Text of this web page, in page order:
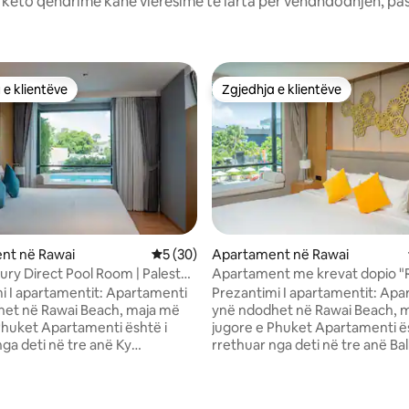
klientëve
klientëve
në Rawai Vlerësimi mesatar 5 nga 5, 30 vlerësime
5 (30)
Direct Pool Room | Palestër
| Ndodhet në një hotel me 5
I apartamentit: Apartamenti
në Rawai Beach, maja më
Apartamenti është i
deti në tre anë Ky
Zgjedhja e klientëve
Zgjedhja e klientëve
Apartament në Rawai
Apartament me krevat dopio
Luxury Queen" | Pamje nga
ballkonit | Pranë tregut të
detit/plazhit Nai Harn · 6
pishina/palestër/restorant
Prezantimi I apartamentit:
ynë ndodhet në Rawai Beach,
jugore e Phuket Apartamenti
rrethuar nga deti në tre anë